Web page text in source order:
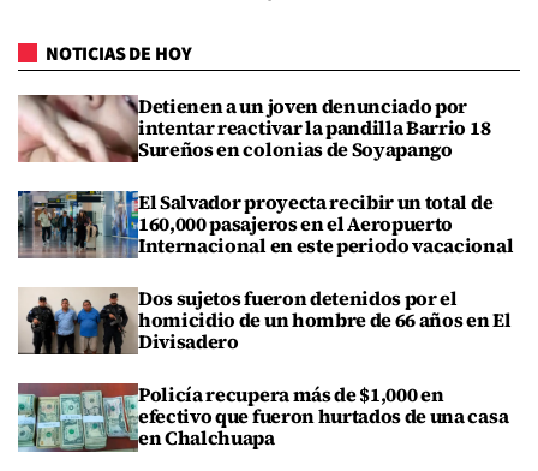
NOTICIAS DE HOY
Detienen a un joven denunciado por
intentar reactivar la pandilla Barrio 18
Sureños en colonias de Soyapango
El Salvador proyecta recibir un total de
160,000 pasajeros en el Aeropuerto
Internacional en este periodo vacacional
Dos sujetos fueron detenidos por el
homicidio de un hombre de 66 años en El
Divisadero
Policía recupera más de $1,000 en
efectivo que fueron hurtados de una casa
en Chalchuapa